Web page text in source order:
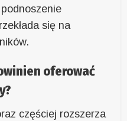
się na
oferować
częściej rozszerza